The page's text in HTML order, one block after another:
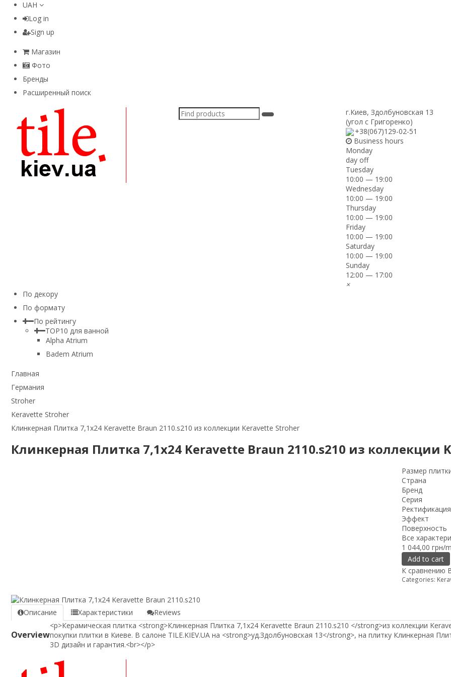
UAH
Log in
Sign up
Магазин
Фото
Бренды
Расширенный поиск
г.Киев, Здолбуновская 13
(угол с Григоренко)
+38(067)129-02-51
Business hours
Monday
day off
Tuesday
10:00 — 19:00
Wednesday
10:00 — 19:00
Thursday
10:00 — 19:00
Friday
10:00 — 19:00
Saturday
10:00 — 19:00
Sunday
12:00 — 17:00
×
По декору
По формату
По рейтингу
TOP10 для ванной
Alpha Atrium
Badem Atrium
Главная
Германия
Stroher
Keravette Stroher
Клинкерная Плитка 7,1x24 Keravette Braun 2110.s210 из коллекции Keravette Stroher
Клинкерная Плитка 7,1x24 Keravette Braun 2110.s210 из коллекции
Размер
Страна
Бренд
Серия
Эффект
Поверхность
Все
1 044,00 грн/m
Add to cart
К сравнению
Categories:
Описание Характеристики Reviews
Overview
<p>Керамическая плитка <strong>Клинкерная Плитка 7,1x24 Keravette Braun 2110.s210 </strong>из коллекции
покупки плитки в Киеве. В салоне TILE.KIEV.UA на <strong>уд.Здолбуновская 13</strong>, на плитку Клинкерная
3D дизайн и гарантия.<br></p>